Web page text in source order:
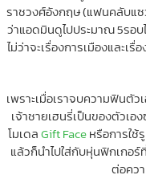
ราชวงศ์อังกฤษ (แฟนคลับแ
ว่าแอดมินดูไปประมาณ 5รอบ
ไม่ว่าจะเรื่องการเมืองและ
เพราะเมื่อเราจบความฟินตัว
เจ้าชายเฮนรี่เป็นของตัวเอ
โมเดลGift Faceหรือการใช้
แล้วก็นำไปใส่กับหุ่นฟิกเกอร์
ต่อคว